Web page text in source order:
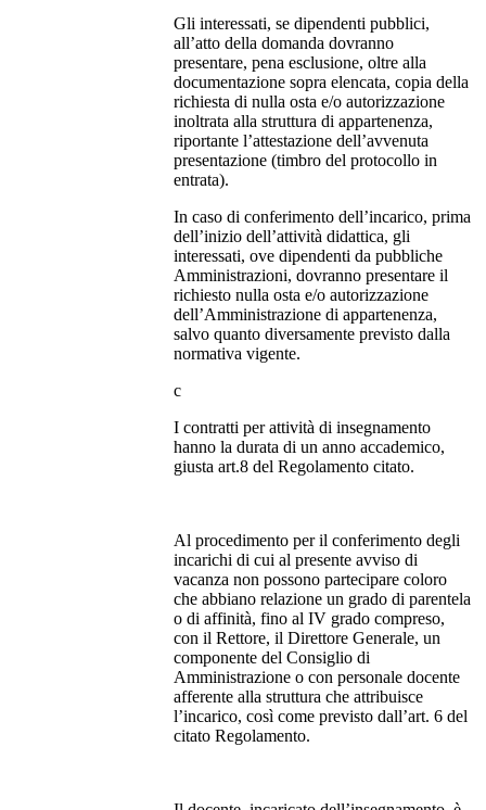
Gli interessati, se dipendenti pubblici,
all’atto della domanda dovranno
presentare, pena esclusione, oltre alla
documentazione sopra elencata, copia della
richiesta di nulla osta e/o autorizzazione
inoltrata alla struttura di appartenenza,
riportante l’attestazione dell’avvenuta
presentazione (timbro del protocollo in
entrata).
In caso di conferimento dell’incarico, prima
dell’inizio dell’attività didattica, gli
interessati, ove dipendenti da pubbliche
Amministrazioni, dovranno presentare il
richiesto nulla osta e/o autorizzazione
dell’Amministrazione di appartenenza,
salvo quanto diversamente previsto dalla
normativa vigente.
c
I contratti per attività di insegnamento
hanno la durata di un anno accademico,
giusta art.8 del Regolamento citato.
Al procedimento per il conferimento degli
incarichi di cui al presente avviso di
vacanza non possono partecipare coloro
che abbiano relazione un grado di parentela
o di affinità, fino al IV grado compreso,
con il Rettore, il Direttore Generale, un
componente del Consiglio di
Amministrazione o con personale docente
afferente alla struttura che attribuisce
l’incarico, così come previsto dall’art. 6 del
citato Regolamento.